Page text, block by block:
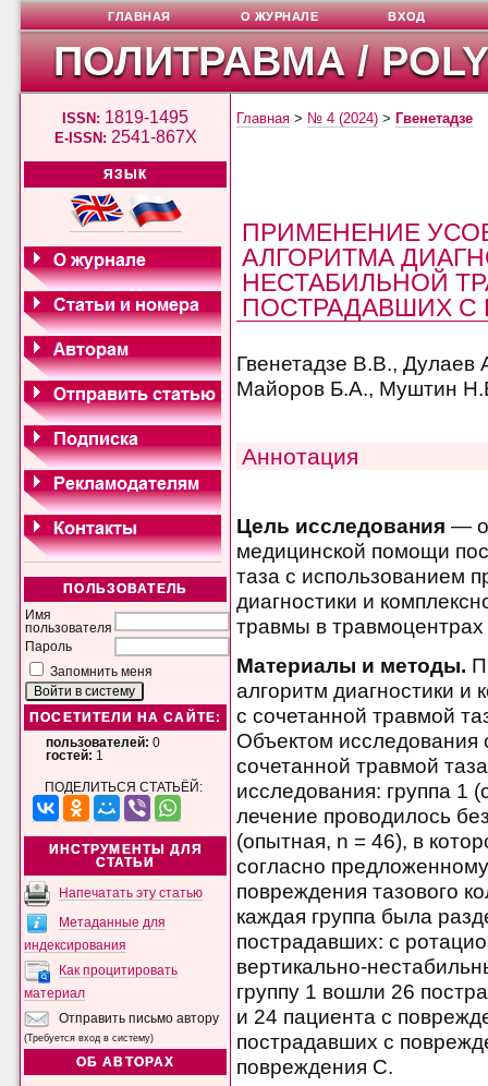
ПОЛИТРАВМА /
ISSN: 1819-1495
E-ISSN: 2541-867X
ЯЗЫК
ПОЛЬЗОВАТЕЛЬ
Имя
пользователя
Пароль
Запомнить меня
ПОСЕТИТЕЛИ НА САЙТЕ:
пользователей: 0
гостей: 1
ПОДЕЛИТЬСЯ СТАТЬЁЙ:
ИНСТРУМЕНТЫ ДЛЯ
СТАТЬИ
Напечатать эту статью
Метаданные для
индексирования
Как процитировать
материал
Отправить письмо автору
(Требуется вход в систему)
ОБ АВТОРАХ
ГЛАВНАЯ О ЖУРНАЛЕ ВХОД
Главная > № 4 (2024) > Гвенетадзе
ПРИМЕНЕНИЕ
АЛГОРИТМА
НЕСТАБИЛЬНОЙ
ПОСТРАДАВШИХ С
Гвенетадзе В.В.,
Майоров Б.А., Муштин
Аннотация
Цель исследования —
медицинской помощи
таза с использованием
диагностики и
травмы в травмоцентрах
Материалы и методы.
алгоритм диагностики и
с сочетанной травмой
Объектом исследования
сочетанной травмой
исследования: группа 1
лечение проводилось
(опытная, n = 46), в
согласно
повреждения тазового
каждая группа была
пострадавших: с
вертикально-
группу 1 вошли 26
и 24 пациента с
пострадавших с
повреждения С.